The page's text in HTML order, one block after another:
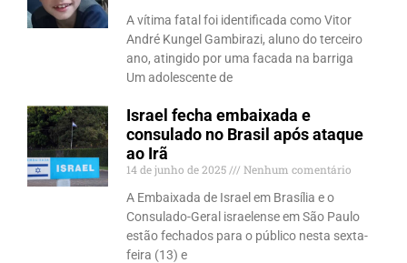
A vítima fatal foi identificada como Vitor
André Kungel Gambirazi, aluno do terceiro
ano, atingido por uma facada na barriga
Um adolescente de
Israel fecha embaixada e
consulado no Brasil após ataque
ao Irã
14 de junho de 2025
Nenhum comentário
A Embaixada de Israel em Brasília e o
Consulado-Geral israelense em São Paulo
estão fechados para o público nesta sexta-
feira (13) e